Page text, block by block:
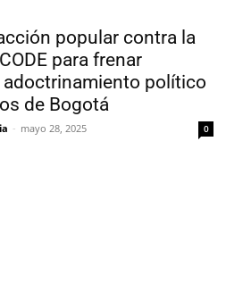
popular contra la
para frenar
político
de Bogotá
- mayo 28, 2025 0